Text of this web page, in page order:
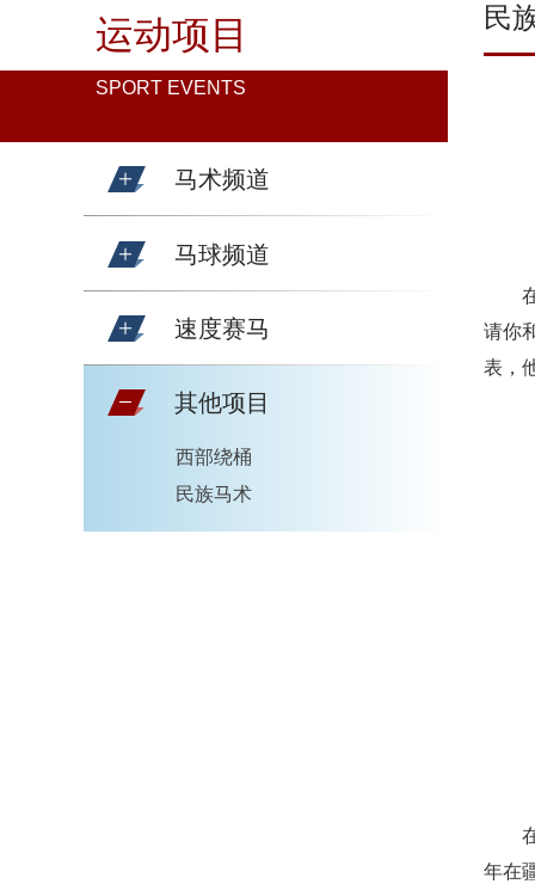
运动项目
SPORT EVENTS
马术频道
马球频道
速度赛马
其他项目
西部绕桶
民族马术
民
请你
表，
年在